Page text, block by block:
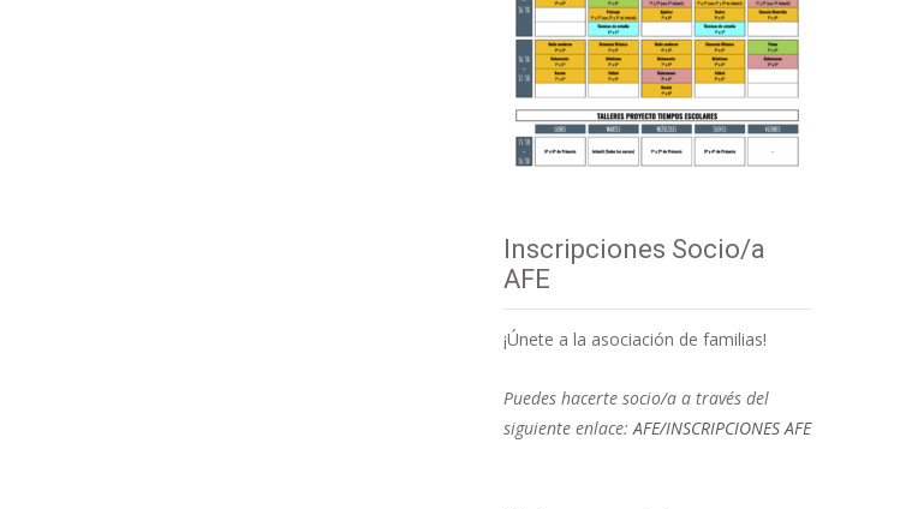
Inscripciones Socio/a
AFE
¡Únete a la asociación de familias!
Puedes hacerte socio/a a través del
siguiente enlace:AFE/INSCRIPCIONES AFE